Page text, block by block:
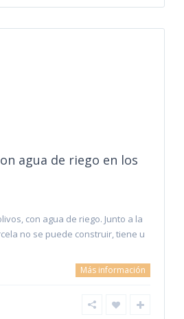
agua de riego en los
con agua de riego. Junto a la
no se puede construir, tiene u
Más información